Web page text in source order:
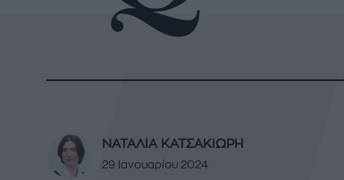
ΝΑΤΑΛΙΑ ΚΑΤΣΑΚΙΩΡΗ
29 Ιανουαρίου 2024